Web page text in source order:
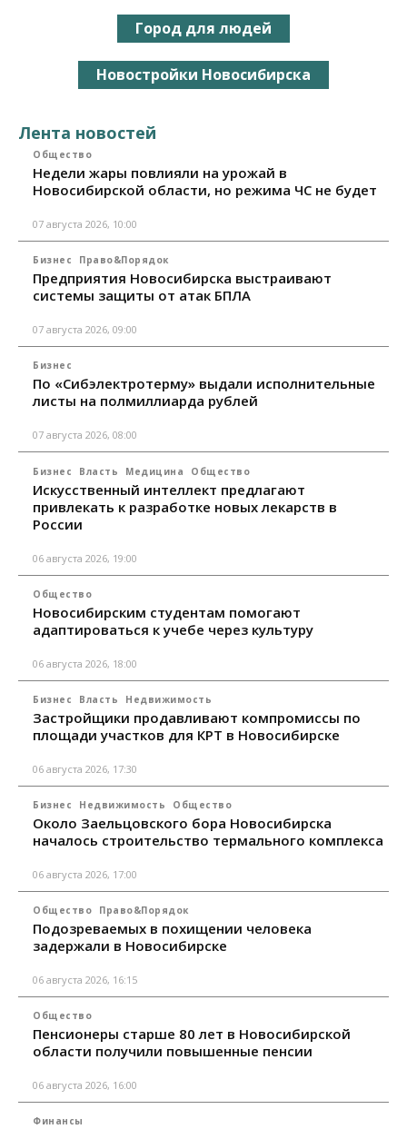
Город для людей
Новостройки Новосибирска
Лента новостей
Общество
Недели жары повлияли на урожай в
Новосибирской области, но режима ЧС не будет
07 августа 2026, 10:00
Бизнес Право&Порядок
Предприятия Новосибирска выстраивают
системы защиты от атак БПЛА
07 августа 2026, 09:00
Бизнес
По «Сибэлектротерму» выдали исполнительные
листы на полмиллиарда рублей
07 августа 2026, 08:00
Бизнес Власть Медицина Общество
Искусственный интеллект предлагают
привлекать к разработке новых лекарств в
России
06 августа 2026, 19:00
Общество
Новосибирским студентам помогают
адаптироваться к учебе через культуру
06 августа 2026, 18:00
Бизнес Власть Недвижимость
Застройщики продавливают компромиссы по
площади участков для КРТ в Новосибирске
06 августа 2026, 17:30
Бизнес Недвижимость Общество
Около Заельцовского бора Новосибирска
началось строительство термального комплекса
06 августа 2026, 17:00
Общество Право&Порядок
Подозреваемых в похищении человека
задержали в Новосибирске
06 августа 2026, 16:15
Общество
Пенсионеры старше 80 лет в Новосибирской
области получили повышенные пенсии
06 августа 2026, 16:00
Финансы